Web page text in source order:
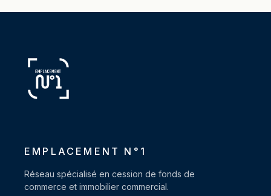
EMPLACEMENT N°1
Réseau spécialisé en cession de fonds de
commerce et immobilier commercial.